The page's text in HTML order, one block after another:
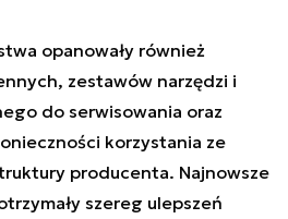
opanowały również
zestawów narzędzi i
do serwisowania oraz
korzystania ze
producenta. Najnowsze
szereg ulepszeń